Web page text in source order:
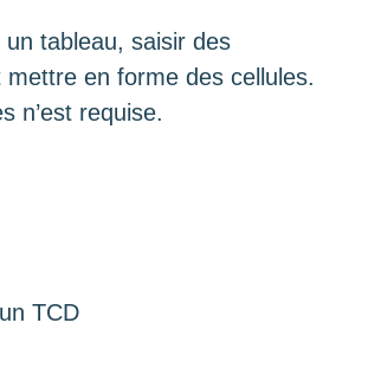
tableau, saisir des
en forme des cellules.
n’est requise.
TCD